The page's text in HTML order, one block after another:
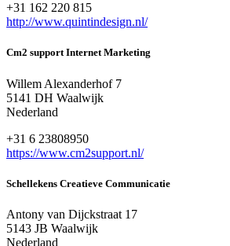
+31 162 220 815
http://www.quintindesign.nl/
Cm2 support Internet Marketing
Willem Alexanderhof 7
5141 DH Waalwijk
Nederland
+31 6 23808950
https://www.cm2support.nl/
Schellekens Creatieve Communicatie
Antony van Dijckstraat 17
5143 JB Waalwijk
Nederland